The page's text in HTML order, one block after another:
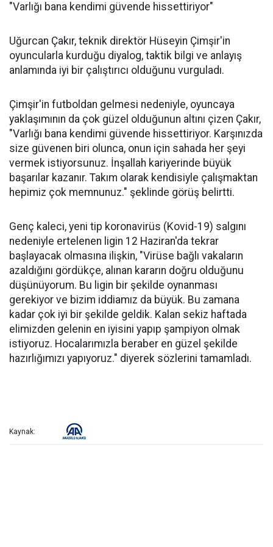
"Varlığı bana kendimi güvende hissettiriyor"
Uğurcan Çakır, teknik direktör Hüseyin Çimşir'in
oyuncularla kurduğu diyalog, taktik bilgi ve anlayış
anlamında iyi bir çalıştırıcı olduğunu vurguladı.
Çimşir'in futboldan gelmesi nedeniyle, oyuncaya
yaklaşımının da çok güzel olduğunun altını çizen Çakır,
"Varlığı bana kendimi güvende hissettiriyor. Karşınızda
size güvenen biri olunca, onun için sahada her şeyi
vermek istiyorsunuz. İnşallah kariyerinde büyük
başarılar kazanır. Takım olarak kendisiyle çalışmaktan
hepimiz çok memnunuz." şeklinde görüş belirtti.
Genç kaleci, yeni tip koronavirüs (Kovid-19) salgını
nedeniyle ertelenen ligin 12 Haziran'da tekrar
başlayacak olmasına ilişkin, "Virüse bağlı vakaların
azaldığını gördükçe, alınan kararın doğru olduğunu
düşünüyorum. Bu ligin bir şekilde oynanması
gerekiyor ve bizim iddiamız da büyük. Bu zamana
kadar çok iyi bir şekilde geldik. Kalan sekiz haftada
elimizden gelenin en iyisini yapıp şampiyon olmak
istiyoruz. Hocalarımızla beraber en güzel şekilde
hazırlığımızı yapıyoruz." diyerek sözlerini tamamladı.
Kaynak: